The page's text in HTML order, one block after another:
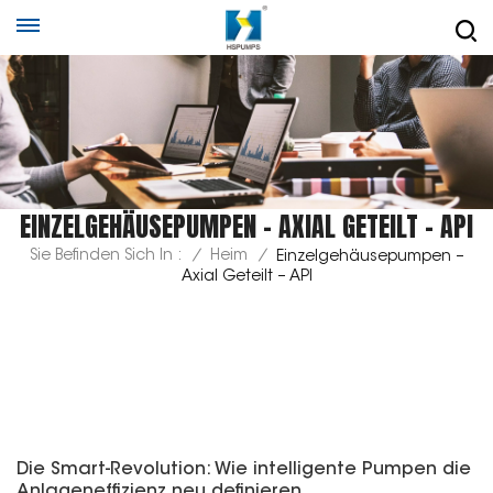
EINZELGEHÄUSEPUMPEN – AXIAL GETEILT – API
Sie Befinden Sich In : / Heim /
Einzelgehäusepumpen –
Axial Geteilt – API
Die Smart-Revolution: Wie intelligente Pumpen die